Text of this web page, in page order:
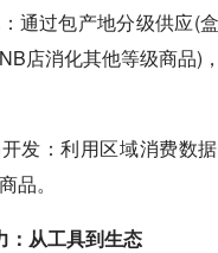
通过包产地分级供应(
店消化其他等级商品)
发：利用区域消费数
品。
：从工具到生态